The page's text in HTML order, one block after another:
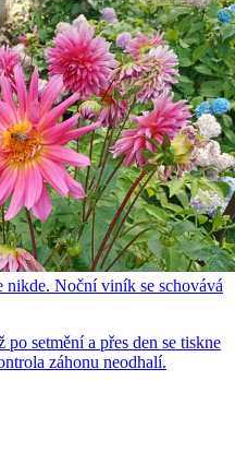
nikde. Noční viník se schovává
setmění a přes den se tiskne
záhonu neodhalí.